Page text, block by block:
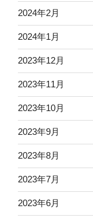
2024年2月
2024年1月
2023年12月
2023年11月
2023年10月
2023年9月
2023年8月
2023年7月
2023年6月